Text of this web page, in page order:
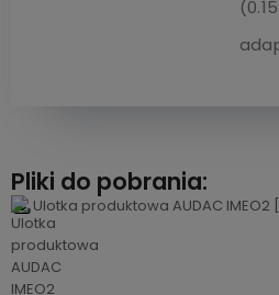
Pliki do pobrania:
Ulotka produktowa AUDAC IMEO2